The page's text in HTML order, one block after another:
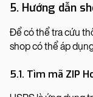
5. Hướng dẫn
Để có thể tra cứu
shop có thể áp
5.1. Tìm mã ZIP